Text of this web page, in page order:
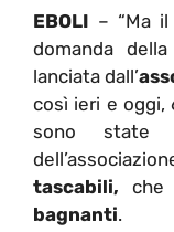
EBOLI – “Ma
domanda
lanciata dall’
così ieri e oggi,
sono state
tascabili, che
bagnanti.